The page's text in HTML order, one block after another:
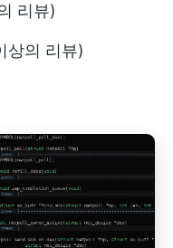
리뷰)
상의 리뷰)